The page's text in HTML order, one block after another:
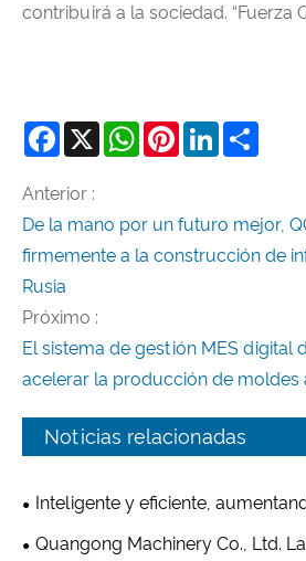
contribuirá a la sociedad. “Fuerza
Facebook
X WhatsAppPinterestLinkedIn
Anterior :
De la mano por un futuro mejor,
firmemente a la construcción de
Rusia
Próximo :
El sistema de gestión MES digital
acelerar la producción de moldes
Noticias relacionadas
Inteligente y eficiente,
productividad: la nueva línea de
Quangong Machinery Co., Ltd.